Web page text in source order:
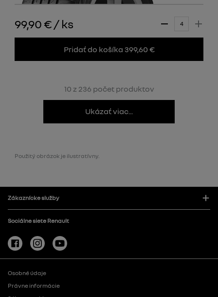
99,90 € / ks
Pridať do košíka 399,60 €
10 z 236 počet produktov
Ukázať viac...
Použitý obrázok je ilustratívny.
Zákaznícke služby
Sociálne siete Renault
Osobné údaje
Právne informácie